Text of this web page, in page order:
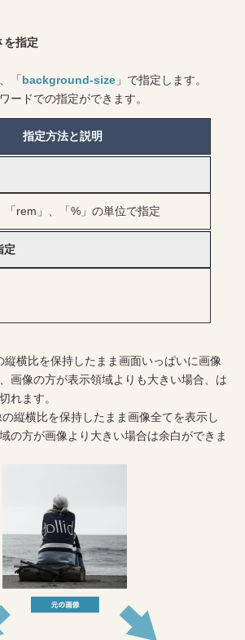
を指定
「background-size 」で指定します。
ードでの指定ができます。
指定方法と説明
「rem」、「%」の単位で指定
定
縦横比を保持したまま画面いっぱいに画像
画像の方が表示領域よりも大きい場合、は
れます。
の縦横比を保持したまま画像全てを表示し
の方が画像より大きい場合は余白ができま